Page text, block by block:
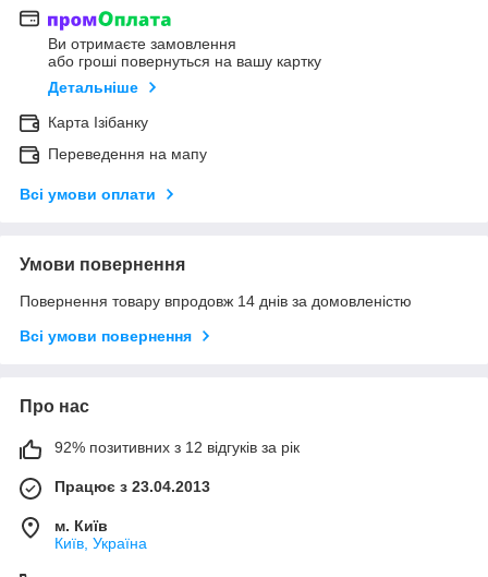
Ви отримаєте замовлення
або гроші повернуться на вашу картку
Детальніше
Карта Ізібанку
Переведення на мапу
Всі умови оплати
Умови повернення
Повернення товару впродовж 14 днів за домовленістю
Всі умови повернення
Про нас
92% позитивних з 12 відгуків за рік
Працює з 23.04.2013
м. Київ
Київ, Україна